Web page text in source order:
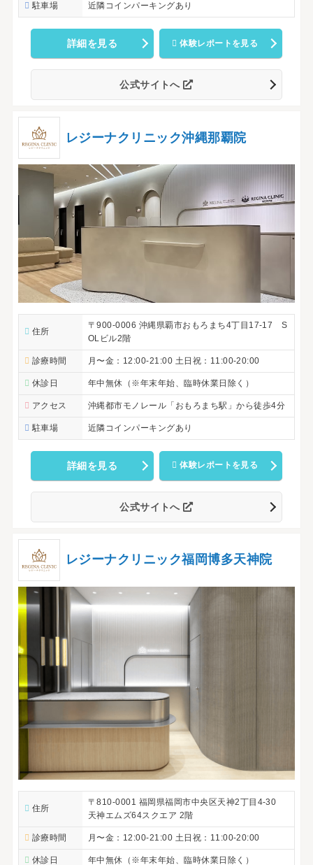
駐車場 近隣コインパーキングあり
詳細を見る 体験レポートを見る
公式サイトへ
レジーナクリニック沖縄那覇院
住所
〒900-0006 沖縄県覇市おもろまち4丁目17-17 S
OLビル2階
診療時間 月〜金：12:00-21:00 土日祝：11:00-20:00
休診日 年中無休（※年末年始、臨時休業日除く）
アクセス 沖縄都市モノレール「おもろまち駅」から徒歩4分
駐車場 近隣コインパーキングあり
詳細を見る 体験レポートを見る
公式サイトへ
レジーナクリニック福岡博多天神院
住所
〒810-0001 福岡県福岡市中央区天神2丁目4-30
天神エムズ64スクエア 2階
診療時間 月〜金：12:00-21:00 土日祝：11:00-20:00
休診日 年中無休（※年末年始、臨時休業日除く）